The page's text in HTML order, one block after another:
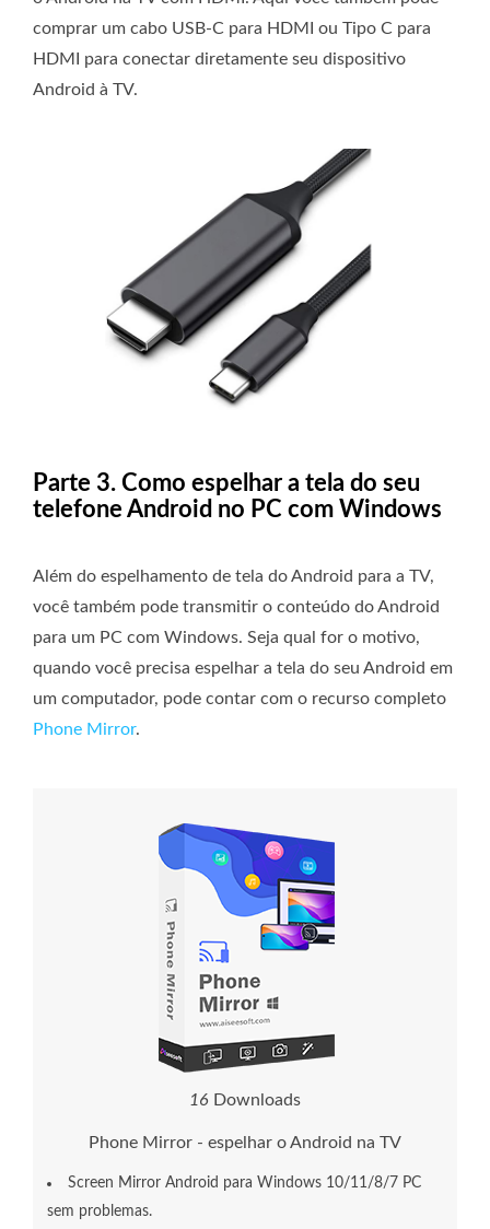
comprar um cabo USB-C para HDMI ou Tipo C para
HDMI para conectar diretamente seu dispositivo
Android à TV.
Parte 3. Como espelhar a tela do seu
telefone Android no PC com Windows
Além do espelhamento de tela do Android para a TV,
você também pode transmitir o conteúdo do Android
para um PC com Windows. Seja qual for o motivo,
quando você precisa espelhar a tela do seu Android em
um computador, pode contar com o recurso completo
Phone Mirror.
21 Downloads
Phone Mirror - espelhar o Android na TV
Screen Mirror Android para Windows 10/11/8/7 PC
sem problemas.